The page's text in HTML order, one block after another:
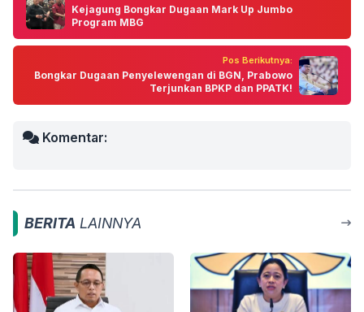
Kejagung Bongkar Dugaan Mark Up Jumbo
Program MBG
Pos Berikutnya:
Bongkar Dugaan Penyelewengan di BGN, Prabowo
Terjunkan BPKP dan PPATK!
Komentar:
BERITA LAINNYA